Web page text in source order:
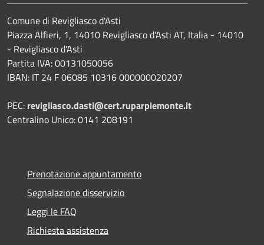
Comune di Revigliasco d'Asti
Piazza Alfieri, 1, 14010 Revigliasco d'Asti AT, Italia - 14010
- Revigliasco d'Asti
Partita IVA: 00131050056
IBAN: IT 24 F 06085 10316 000000020207
PEC: revigliasco.dasti@cert.ruparpiemonte.it
Centralino Unico: 0141 208191
Prenotazione appuntamento
Segnalazione disservizio
Leggi le FAQ
Richiesta assistenza